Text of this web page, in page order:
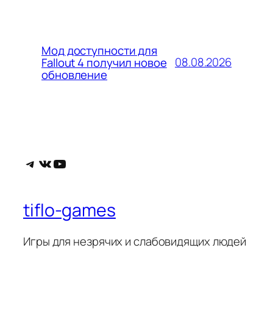
Мод доступности для
Fallout 4 получил новое
обновление
08.08.2026
Telegram
ВКонтакте
YouTube
tiflo-games
Игры для незрячих и слабовидящих людей